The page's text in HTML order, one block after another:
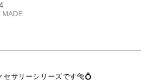
MADE
セサリーシリーズです🐅💍